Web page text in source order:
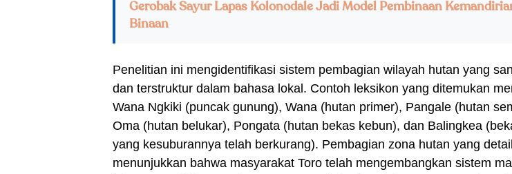
Gerobak Sayur Lapas Kolonodale Jadi Model Pembinaan
Binaan
Penelitian ini mengidentifikasi sistem pembagian wilayah hutan yang
dan terstruktur dalam bahasa lokal. Contoh leksikon yang ditemukan
Wana Ngkiki (puncak gunung), Wana (hutan primer), Pangale (hutan
Oma (hutan belukar), Pongata (hutan bekas kebun), dan Balingkea
yang kesuburannya telah berkurang). Pembagian zona hutan yang
menunjukkan bahwa masyarakat Toro telah mengembangkan sistem